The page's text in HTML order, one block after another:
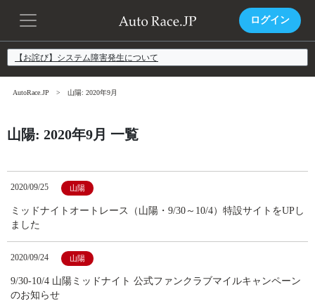
ログイン
【お詫び】システム障害発生について
AutoRace.JP 山陽: 2020年9月
山陽: 2020年9月 一覧
2020/09/25 山陽
ミッドナイトオートレース（山陽・9/30～10/4）特設サイトをUPし
ました
2020/09/24 山陽
9/30-10/4 山陽ミッドナイト 公式ファンクラブマイルキャンペーン
のお知らせ